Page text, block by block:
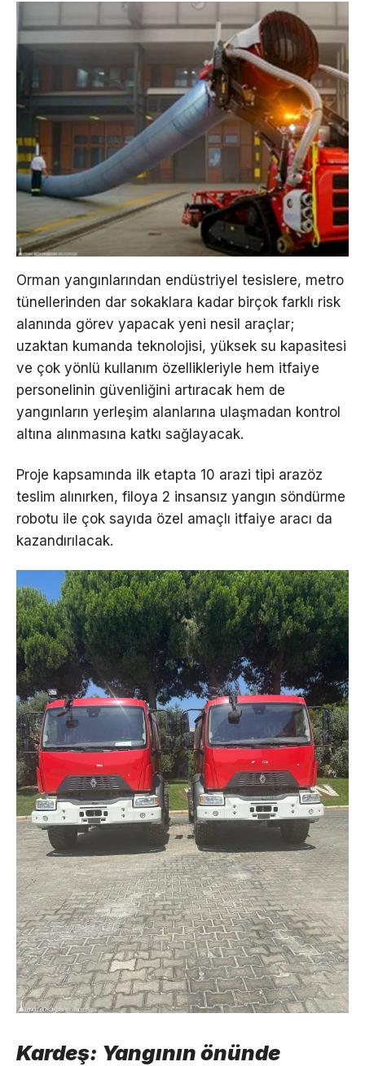
Orman yangınlarından endüstriyel tesislere, metro
tünellerinden dar sokaklara kadar birçok farklı risk
alanında görev yapacak yeni nesil araçlar;
uzaktan kumanda teknolojisi, yüksek su kapasitesi
ve çok yönlü kullanım özellikleriyle hem itfaiye
personelinin güvenliğini artıracak hem de
yangınların yerleşim alanlarına ulaşmadan kontrol
altına alınmasına katkı sağlayacak.
Proje kapsamında ilk etapta 10 arazi tipi arazöz
teslim alınırken, filoya 2 insansız yangın söndürme
robotu ile çok sayıda özel amaçlı itfaiye aracı da
kazandırılacak.
Kardeş: Yangının önünde